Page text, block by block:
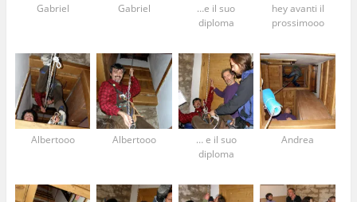
Gabriel Gabriel
…e il suo
diploma
hey avanti il
prossimooo
Albertooo Albertooo
… e il suo
diploma
Andrea